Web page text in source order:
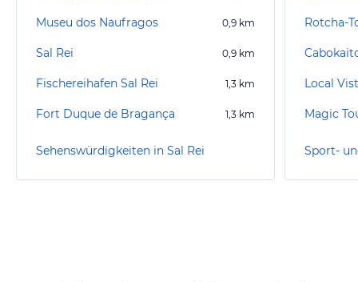
Museu dos Naufragos 0,9 km
Sal Rei 0,9 km
Fischereihafen Sal Rei 1,3 km
Fort Duque de Bragança 1,3 km
Sehenswürdigkeiten in Sal Rei
Rotcha-
Local
Magic
Sport-